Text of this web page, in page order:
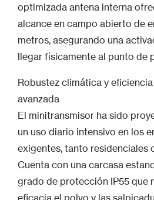
optimizada antena interna
alcance en campo abierto de
metros, asegurando una
llegar físicamente al punto de
Robustez climática y
avanzada
El minitransmisor ha sido
un uso diario intensivo en los
exigentes, tanto residenciales
Cuenta con una carcasa
grado de protección IP55 que
eficacia el polvo y las